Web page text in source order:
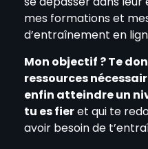
mes formations et
d’entraînement en
Mon objectif ? Te
ressources
enfin atteindre un
tu es fieret qui te
avoir besoin de